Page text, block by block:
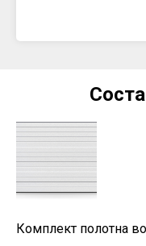
Комплект полотна